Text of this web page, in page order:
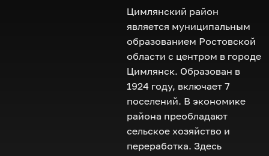
Цимлянский район
является муниципальным
образованием Ростовской
области с центром в городе
Цимлянск. Образован в
1924 году, включает 7
поселений. В экономике
района преобладают
сельское хозяйство и
переработка. Здесь